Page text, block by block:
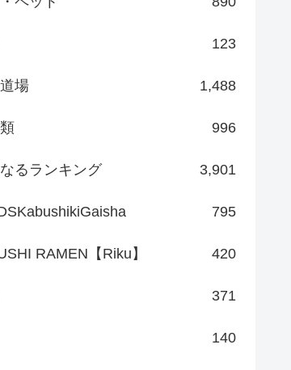
123
場 1,488
996
るランキング 3,901
795
RAMEN【Riku】 420
371
140